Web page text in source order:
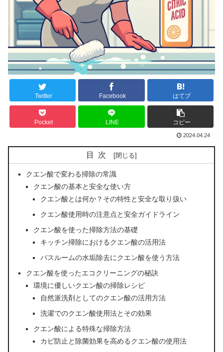
Twitter Facebook はてブ
Pocket LINE コピー
2024.04.24
目次
クエン酸で変わる掃除の常識
クエン酸の基本と安全な使い方
クエン酸とは何か？その特性と安全な取り扱い
クエン酸使用時の注意点と安全ガイドライン
クエン酸を使った掃除方法の基礎
キッチン掃除におけるクエン酸の活用法
バスルームの水垢除去にクエン酸を使う方法
クエン酸を使ったエコクリーニングの秘訣
環境に優しいクエン酸の掃除レシピ
自然派洗剤としてのクエン酸の活用方法
洗濯でのクエン酸使用法とその効果
クエン酸による特殊な掃除方法
カビ防止と除菌効果を高めるクエン酸の使用法